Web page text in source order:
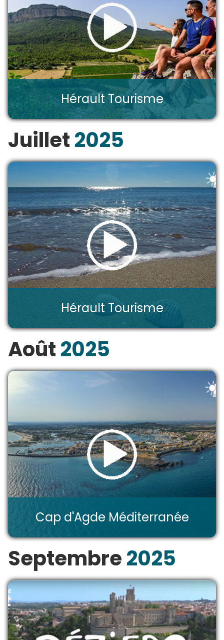
Hérault Tourisme
Juillet2025
Hérault Tourisme
Août2025
Cap d'Agde Méditerranée
Septembre2025